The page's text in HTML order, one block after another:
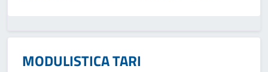
MODULISTICA TARI